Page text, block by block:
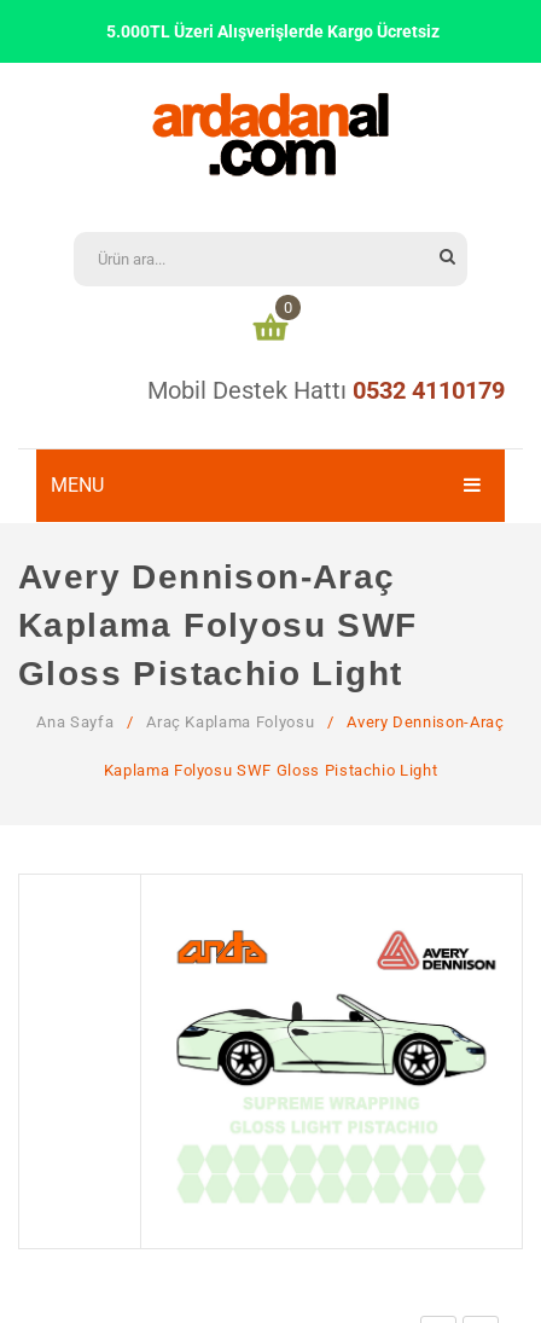
5.000TL Üzeri Alışverişlerde Kargo Ücretsiz
Mobil Destek Hattı 0532 4110179
MENU
KURUMSAL
Hakkımızda
0
Alışveriş sepetinizde ürün bulunmamaktadır
Avery Dennison-Araç
Kaplama Folyosu SWF
Gloss Pistachio Light
Ana Sayfa / Araç Kaplama Folyosu / Avery Dennison-Araç
Kaplama Folyosu SWF Gloss Pistachio Light